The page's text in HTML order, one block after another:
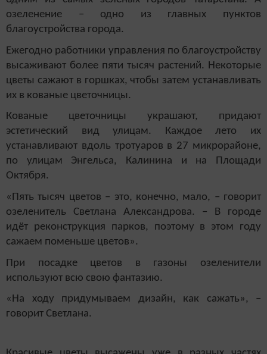
озеленение – одно из главных пунктов
благоустройства города.
Ежегодно работники управления по благоустройству
высаживают более пяти тысяч растений. Некоторые
цветы сажают в горшках, чтобы затем устанавливать
их в кованые цветочницы.
Кованые цветочницы украшают, придают
эстетический вид улицам. Каждое лето их
устанавливают вдоль тротуаров в 27 микрорайоне,
по улицам Энгельса, Калинина и на Площади
Октября.
«Пять тысяч цветов – это, конечно, мало, – говорит
озеленитель Светлана Александрова. – В городе
идёт реконструкция парков, поэтому в этом году
сажаем поменьше цветов».
При посадке цветов в газоны озеленители
используют всю свою фантазию.
«На ходу придумываем дизайн, как сажать», –
говорит Светлана.